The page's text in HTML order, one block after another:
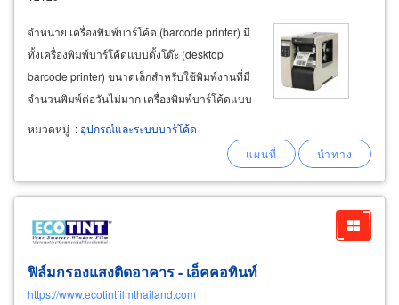
จำหน่าย เครื่องพิมพ์บาร์โค้ด (barcode printer) มี
ทั้งเครื่องพิมพ์บาร์โค้ดแบบตั้งโต๊ะ (desktop
barcode printer) ขนาดเล็กสำหรับใช้พิมพ์งานที่มี
จำนวนพิมพ์ต่อวันไม่มาก เครื่องพิมพ์บาร์โค้ดแบบ
ใช้ความร้อนโดยตรงอย่างเดียว (direct thermal)
ใช้พิมพ์กับกระดาษเคมี พิมพ์ผ่านหมึกพิมพ์หรือริบ
หมวดหมู่ : อุปกรณ์และระบบบาร์โค้ด
ฟิล์มกรองแสงติดอาคาร - เอ็คคอทินท์
https://www.ecotintfilmthailand.com